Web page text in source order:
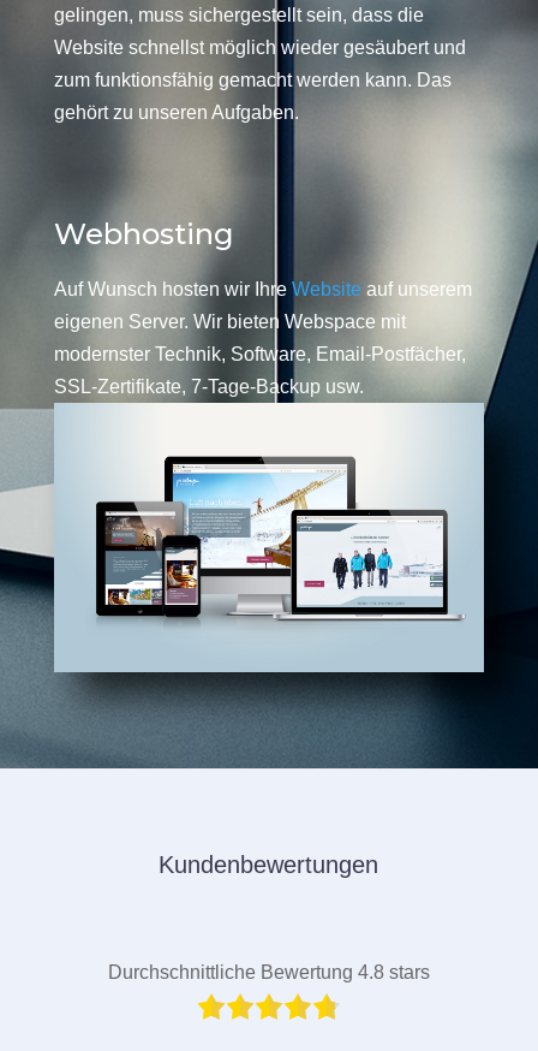
gelingen, muss sichergestellt sein, dass die
Website schnellst möglich wieder gesäubert und
zum funktionsfähig gemacht werden kann. Das
gehört zu unseren Aufgaben.
Webhosting
Auf Wunsch hosten wir Ihre Website auf unserem
eigenen Server. Wir bieten Webspace mit
modernster Technik, Software, Email-Postfächer,
SSL-Zertifikate, 7-Tage-Backup usw.
Kundenbewertungen
Durchschnittliche Bewertung 4.8 stars